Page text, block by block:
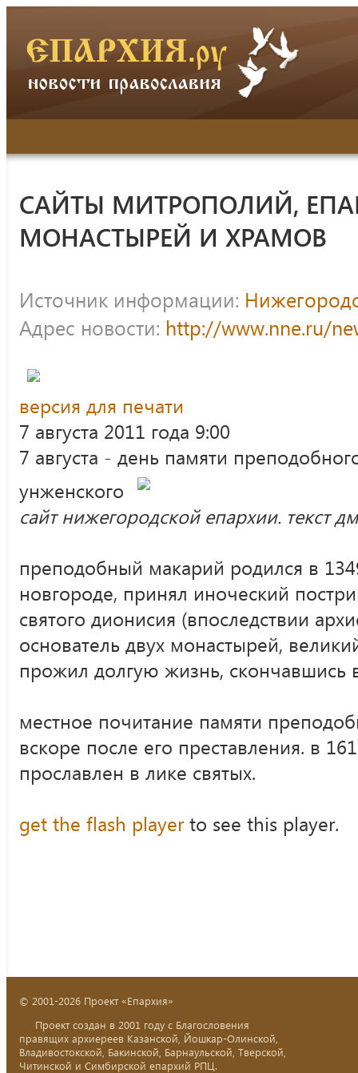
САЙТЫ МИТРОПОЛИЙ,
МОНАСТЫРЕЙ И ХРАМОВ
Источник информации:
Адрес новости: http://www.nne.ru/
версия для печати
7 августа 2011 года 9:00
7 августа - день памяти
унженского
сайт нижегородской епархии. текст
преподобный макарий родился в
новгороде, принял иноческий
святого дионисия (впоследствии
основатель двух монастырей,
прожил долгую жизнь, скончавшись
местное почитание памяти
вскоре после его преставления. в
прославлен в лике святых.
get the flash playerto see this player.
© 2001-2026 Проект «Епархия»
Проект создан в 2001 году с Благословения
правящих архиереев Казанской, Йошкар-Олинской,
Владивостокской, Бакинской, Барнаульской, Тверской,
Читинской и Симбирской епархий РПЦ.